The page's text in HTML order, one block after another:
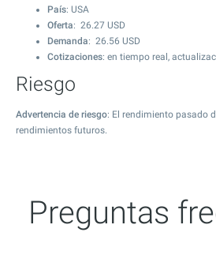
País: USA
Oferta: 26.27 USD
Demanda: 26.56 USD
Cotizaciones: en tiempo real,
Riesgo
Advertencia de riesgo: El rendimiento pasado
rendimientos futuros.
Preguntas